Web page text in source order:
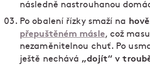
následně nastrouhanou
Po obalení řízky smaží na
přepuštěném másle, což
nezaměnitelnou chuť. Po
ještě nechává „dojít“ v